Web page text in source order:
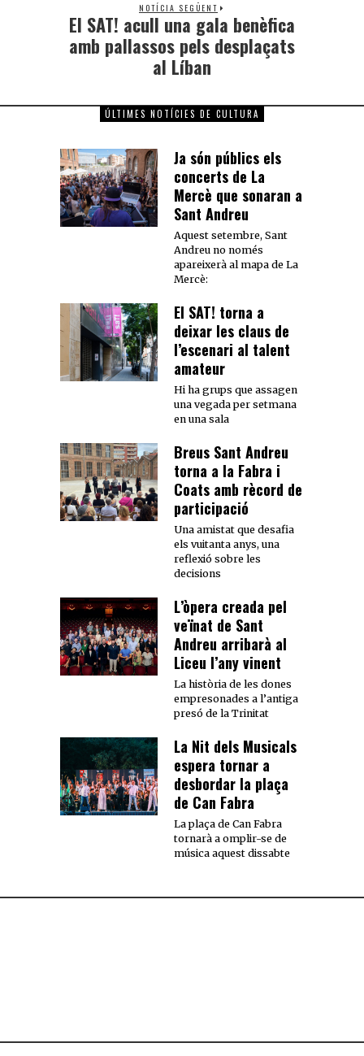
NOTÍCIA SEGÜENT
El SAT! acull una gala benèfica
amb pallassos pels desplaçats
al Líban
ÚLTIMES NOTÍCIES DE CULTURA
Ja són públics els
concerts de La
Mercè que sonaran a
Sant Andreu
Aquest setembre, Sant
Andreu no només
apareixerà al mapa de La
Mercè:
El SAT! torna a
deixar les claus de
l’escenari al talent
amateur
Hi ha grups que assagen
una vegada per setmana
en una sala
Breus Sant Andreu
torna a la Fabra i
Coats amb rècord de
participació
Una amistat que desafia
els vuitanta anys, una
reflexió sobre les
decisions
L’òpera creada pel
veïnat de Sant
Andreu arribarà al
Liceu l’any vinent
La història de les dones
empresonades a l’antiga
presó de la Trinitat
La Nit dels Musicals
espera tornar a
desbordar la plaça
de Can Fabra
La plaça de Can Fabra
tornarà a omplir-se de
música aquest dissabte